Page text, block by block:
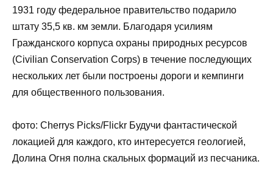
1931 году федеральное правительство подарило
штату 35,5 кв. км земли. Благодаря усилиям
Гражданского корпуса охраны природных ресурсов
(Civilian Conservation Corps) в течение последующих
нескольких лет были построены дороги и кемпинги
для общественного пользования.
фото: Cherrys Picks/Flickr Будучи фантастической
локацией для каждого, кто интересуется геологией,
Долина Огня полна скальных формаций из песчаника.